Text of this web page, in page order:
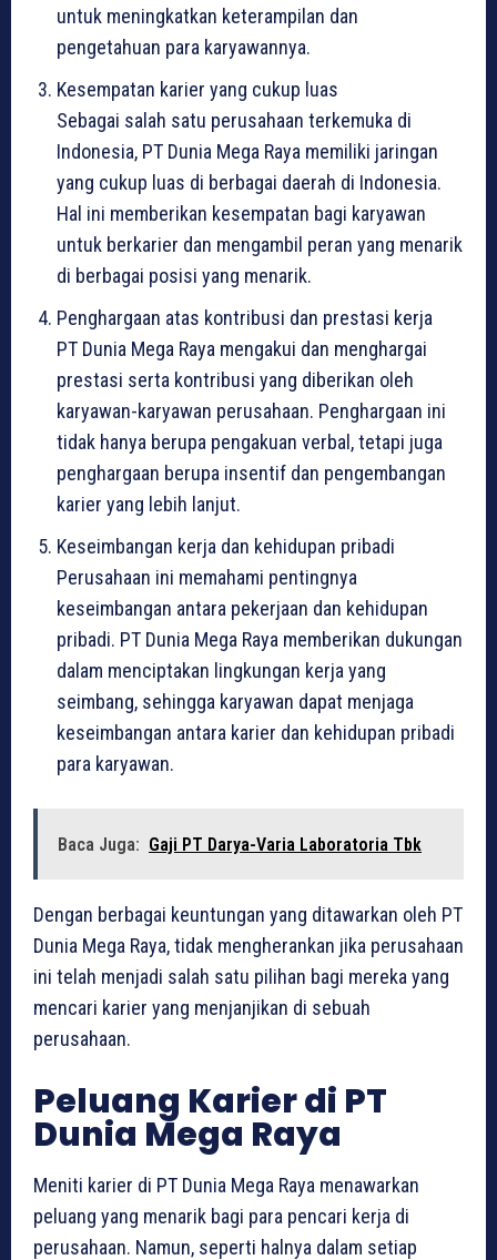
untuk meningkatkan keterampilan dan
pengetahuan para karyawannya.
Kesempatan karier yang cukup luas
Sebagai salah satu perusahaan terkemuka di
Indonesia, PT Dunia Mega Raya memiliki jaringan
yang cukup luas di berbagai daerah di Indonesia.
Hal ini memberikan kesempatan bagi karyawan
untuk berkarier dan mengambil peran yang menarik
di berbagai posisi yang menarik.
Penghargaan atas kontribusi dan prestasi kerja
PT Dunia Mega Raya mengakui dan menghargai
prestasi serta kontribusi yang diberikan oleh
karyawan-karyawan perusahaan. Penghargaan ini
tidak hanya berupa pengakuan verbal, tetapi juga
penghargaan berupa insentif dan pengembangan
karier yang lebih lanjut.
Keseimbangan kerja dan kehidupan pribadi
Perusahaan ini memahami pentingnya
keseimbangan antara pekerjaan dan kehidupan
pribadi. PT Dunia Mega Raya memberikan dukungan
dalam menciptakan lingkungan kerja yang
seimbang, sehingga karyawan dapat menjaga
keseimbangan antara karier dan kehidupan pribadi
para karyawan.
Baca Juga: Gaji PT Darya-Varia Laboratoria Tbk
Dengan berbagai keuntungan yang ditawarkan oleh PT
Dunia Mega Raya, tidak mengherankan jika perusahaan
ini telah menjadi salah satu pilihan bagi mereka yang
mencari karier yang menjanjikan di sebuah
perusahaan.
Peluang Karier di PT
Dunia Mega Raya
Meniti karier di PT Dunia Mega Raya menawarkan
peluang yang menarik bagi para pencari kerja di
perusahaan. Namun, seperti halnya dalam setiap